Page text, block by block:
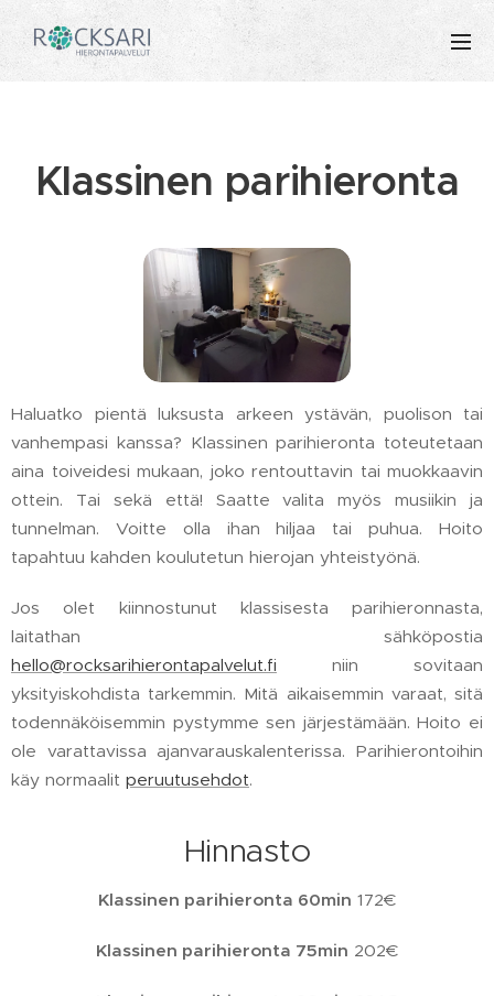
Klassinen parihieronta
Haluatko pientä luksusta arkeen ystävän, puolison tai
vanhempasi kanssa? Klassinen parihieronta toteutetaan
aina toiveidesi mukaan, joko rentouttavin tai muokkaavin
ottein. Tai sekä että! Saatte valita myös musiikin ja
tunnelman. Voitte olla ihan hiljaa tai puhua. Hoito
tapahtuu kahden koulutetun hierojan yhteistyönä.
Jos olet kiinnostunut klassisesta parihieronnasta,
laitathan sähköpostia
hello@rocksarihierontapalvelut.fi niin sovitaan
yksityiskohdista tarkemmin. Mitä aikaisemmin varaat, sitä
todennäköisemmin pystymme sen järjestämään. Hoito ei
ole varattavissa ajanvarauskalenterissa. Parihierontoihin
käy normaalit peruutusehdot.
Hinnasto
Klassinen parihieronta 60min 172€
Klassinen parihieronta 75min 202€